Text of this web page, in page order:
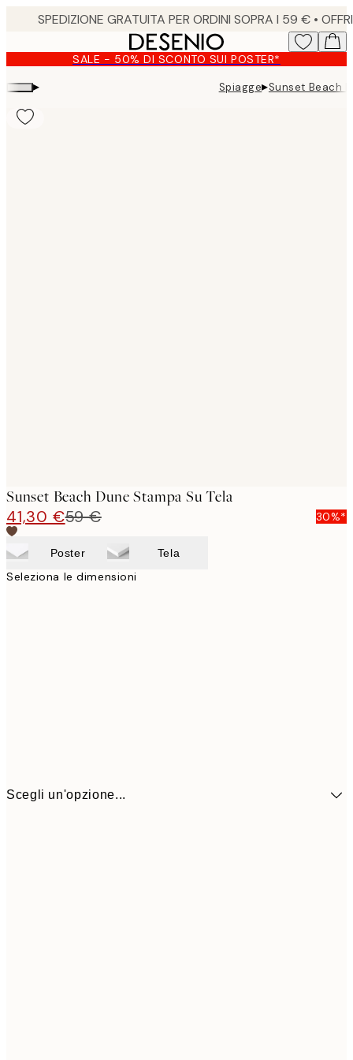
content.
SALE - 50% DI SCONTO SUI POSTER*
▸ Spiagge▸Sunset Beach
Sunset Beach Dune Stampa Su Tela
41,30 €59 € 30%*
Poster Tela
Seleziona le dimensioni
Scegli un'opzione...